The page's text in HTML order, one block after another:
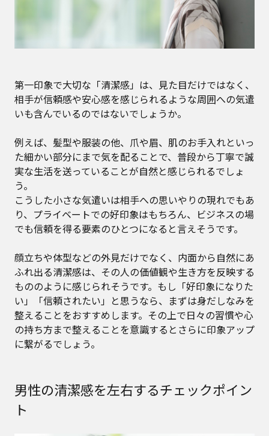
第一印象で大切な「清潔感」は、見た目だけではなく、
相手が信頼感や安心感を感じられるような周囲への気遣
いも含んでいるのではないでしょうか。
例えば、髪型や服装の他、爪や眉、肌のお手入れといっ
た細かい部分にまで気を配ることで、普段から丁寧で誠
実な生活を送っていることが自然と感じられるでしょ
う。
こうした小さな気遣いは相手への思いやりの現れでもあ
り、プライベートでの好印象はもちろん、ビジネスの場
でも信頼を得る要素のひとつになると言えそうです。
顔立ちや体型などの外見だけでなく、内面から自然にあ
ふれ出る清潔感は、その人の価値観や生き方を反映する
もののように感じられそうです。もし「好印象になりた
い」「信頼されたい」と思うなら、まずは身だしなみを
整えることをおすすめします。その上で日々の習慣や心
の持ち方まで整えることを意識するとさらに印象アップ
に繋がるでしょう。
男性の清潔感を左右するチェックポイン
ト